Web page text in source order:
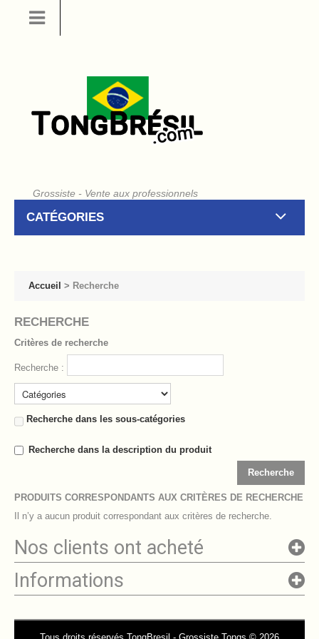
Grossiste - Vente aux professionnels
CATÉGORIES
Accueil > Recherche
RECHERCHE
Critères de recherche
Recherche :
Recherche dans les sous-catégories
Recherche dans la description du produit
Recherche
PRODUITS CORRESPONDANTS AUX CRITÈRES DE RECHERCHE
Il n’y a aucun produit correspondant aux critères de recherche.
Nos clients ont acheté
Informations